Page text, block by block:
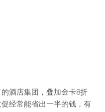
酒店集团，叠加金卡8折
经常能省出一半的钱，有